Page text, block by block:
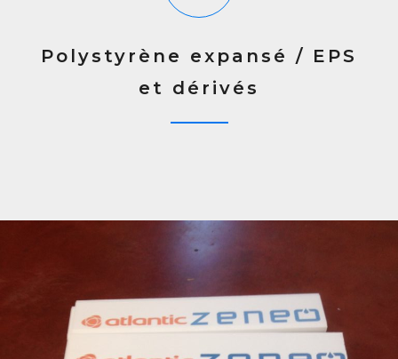
Polystyrène expansé / EPS
et dérivés